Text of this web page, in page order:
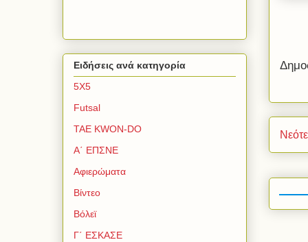
Ειδήσεις ανά κατηγορία
5Χ5
Futsal
TAE KWON-DO
Α΄ ΕΠΣΝΕ
Αφιερώματα
Βίντεο
Βόλεϊ
Γ΄ ΕΣΚΑΣΕ